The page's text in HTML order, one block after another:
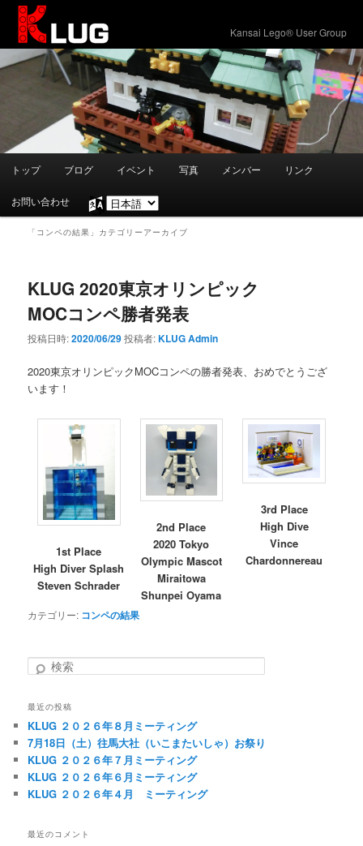
Kansai Lego® User Group
メ
メ
イ
ン
テ
ン
サ
ブ
テ
ン
ツ
トップ ブログ イベント 写真 メンバー リンク
お問い合わせ
言
語
を
「 コンペの結果 」カテゴリーアーカイブ
KLUG 2020東京オリンピック
MOCコンペ勝者発表
投稿日時:2020/06/29投稿者:KLUG Admin
2020東京オリンピックMOCコンペの勝者発表、おめでとうござ
います！
1st Place
High Diver Splash
Steven Schrader
2nd Place
2020 Tokyo
Olympic Mascot
Miraitowa
Shunpei Oyama
3rd Place
High Dive
Vince
Chardonnereau
カテゴリー: コンペの結果
検
最近の投稿
KLUG ２０２６年８月ミーティング
7月18日（土）往馬大社（いこまたいしゃ）お祭り
KLUG ２０２６年７月ミーティング
KLUG ２０２６年６月ミーティング
KLUG ２０２６年４月 ミーティング
最近のコメント